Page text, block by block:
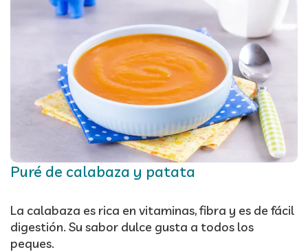
Puré de calabaza y patata
La calabaza es rica en vitaminas, fibra y es de fácil
digestión. Su sabor dulce gusta a todos los
peques.